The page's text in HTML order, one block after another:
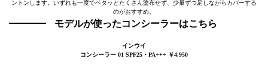
ントンします。いずれも一度でベタッとたくさん塗布せず、少量ずつ足しながらカバーする
のがおすすめ。
モデルが使ったコンシーラーはこちら
インウイ
コンシーラー 01 SPF25・PA+++ ￥4,950